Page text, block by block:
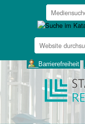
Website
durchsuchen
___Barrierefreiheit